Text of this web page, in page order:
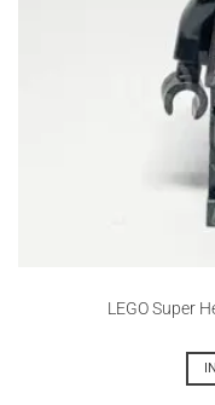
LEGO Super